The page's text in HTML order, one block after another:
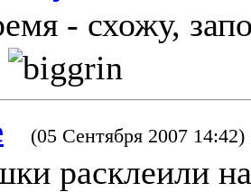
- схожу,
(05 Сентября 2007 14:42)
расклеили